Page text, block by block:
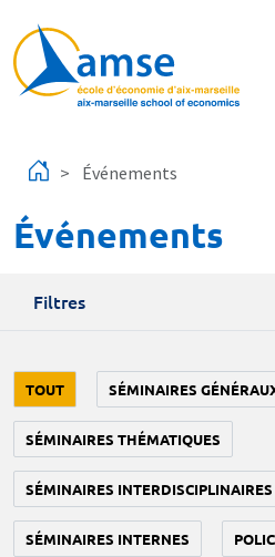
Événements
Événements
Filtres
TOUT SÉMINAIRES
SÉMINAIRES THÉMATIQUES
SÉMINAIRES INTERDISCIPLINAIRES
SÉMINAIRES INTERNES